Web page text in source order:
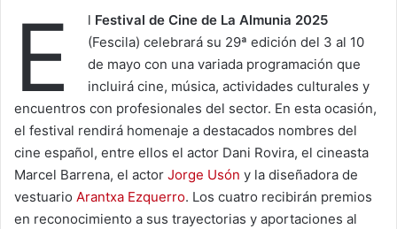
E l Festival de Cine de La Almunia 2025
(Fescila) celebrará su 29ª edición del 3 al 10
de mayo con una variada programación que
incluirá cine, música, actividades culturales y
encuentros con profesionales del sector. En esta ocasión,
el festival rendirá homenaje a destacados nombres del
cine español, entre ellos el actor Dani Rovira, el cineasta
Marcel Barrena, el actor Jorge Usón y la diseñadora de
vestuario Arantxa Ezquerro. Los cuatro recibirán premios
en reconocimiento a sus trayectorias y aportaciones al